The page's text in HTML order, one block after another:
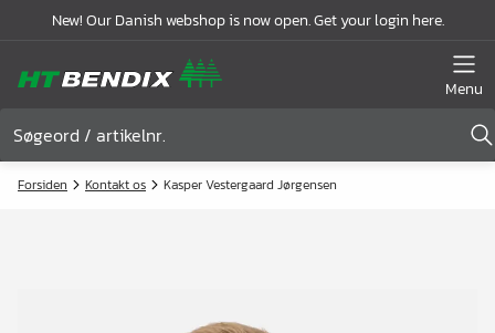
New! Our Danish webshop is now open. Get your login here.
Menu
Forsiden Kontakt os Kasper Vestergaard Jørgensen